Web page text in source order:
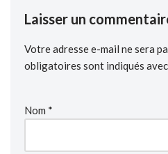
Laisser un
Votre adresse e-mail ne sera
obligatoires sont indiqués avec
Nom *